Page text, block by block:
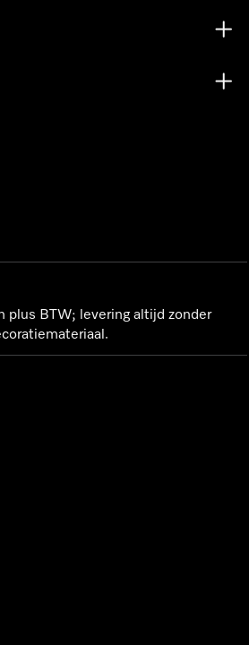
plus BTW; levering altijd zonder